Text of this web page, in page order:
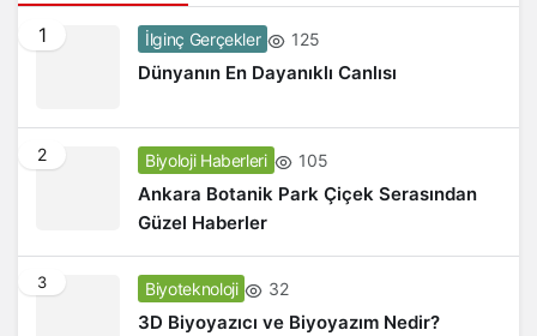
1 İlginç Gerçekler 125
Dünyanın En Dayanıklı Canlısı
2 Biyoloji Haberleri 105
Ankara Botanik Park Çiçek Serasından
Güzel Haberler
3 Biyoteknoloji 32
3D Biyoyazıcı ve Biyoyazım Nedir?